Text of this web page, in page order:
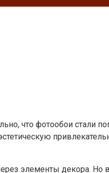
что фотообои стали
элементы декора. Но